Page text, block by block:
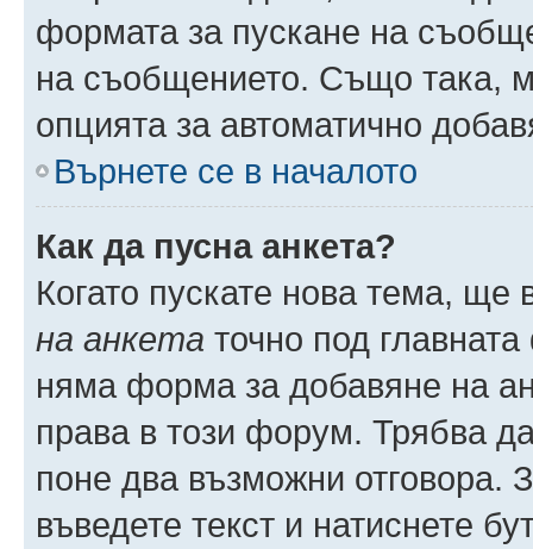
формата за пускане на
на съобщението. Също така,
опцията за автоматично
Върнете се в началото
Как да пусна анкета?
Когато пускате нова тема,
на анкета точно под
няма форма за добавяне на
права в този форум. Трябва
поне два възможни отговора.
въведете текст и натиснете